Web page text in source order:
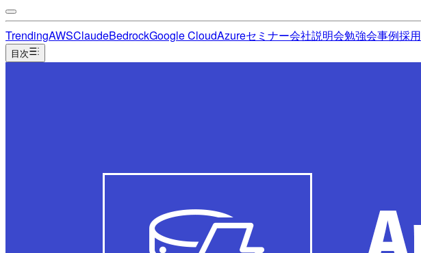
TrendingAWSClaudeBedrockGoogle CloudAzureセミナー会社説明会勉強会事例採用
目次